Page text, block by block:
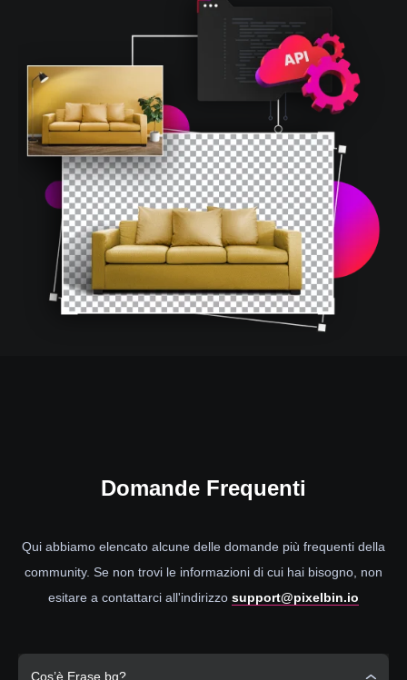
Domande Frequenti
Qui abbiamo elencato alcune delle domande più frequenti della
community. Se non trovi le informazioni di cui hai bisogno, non
esitare a contattarci all'indirizzo support@pixelbin.io
Cos’è Erase.bg?